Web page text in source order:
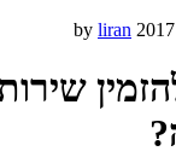
liran